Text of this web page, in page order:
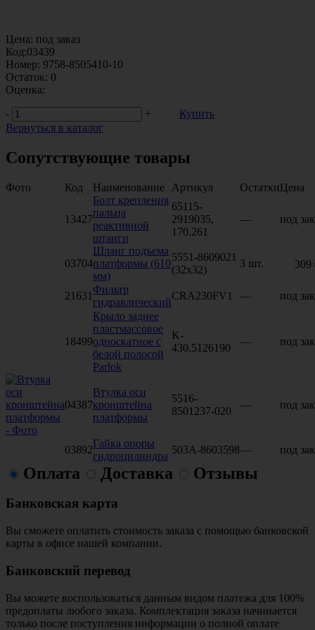
Цена: под заказ
Код:03439
Номер: 9758-8505410-10
Остаток: 0
Оценка:
-
+
Купить
Вернуться в каталог
Сопутствующие товары
Фото Код Наименование Артикул ОстаткиЦена
13427
Болт крепления
пальца
реактивной
штанги
65115-
2919035,
170.261
— под
03704
Шланг подъема
платформы (610
мм)
5551-8609021
(32х32)
3 шт. 309
21631
Фильтр
гидравлический
CRA230FV1 — под
18499
Крыло заднее
пластмассовое
односкатное с
белой полосой
Parlok
K-
430,5126190
— под
04387
Втулка оси
кронштейна
платформы
5516-
8501237-020
— под
03892
Гайка опоры
гидроцилиндра
503А-8603598— под
Оплата Доставка Отзывы
Банковская карта
Вы сможете оплатить стоимость заказа с помощью банковской
карты в офисе нашей компании.
Банковский перевод
Вы можете воспользоваться данным видом платежа для 100%
предоплаты любого заказа. Комплектация заказа начинается
только после поступления информации о полной оплате